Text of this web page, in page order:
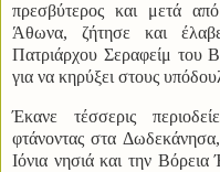
πρεσβύτερος και μετά
Άθωνα, ζήτησε και
Πατριάρχου Σεραφείμ του
για να κηρύξει στους
Έκανε τέσσερις
φτάνοντας στα
Ιόνια νησιά και την